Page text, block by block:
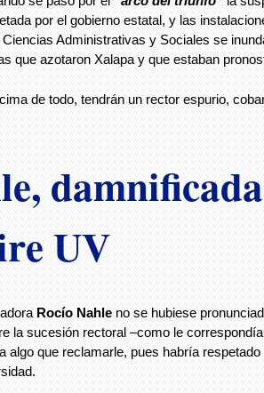
por el gobierno estatal, y las
Ciencias Administrativas y Sociales se
que azotaron Xalapa y que estaban
de todo, tendrán un rector espurio,
UV
Rocío Nahle no se hubiese
la sucesión rectoral –como le
algo que reclamarle, pues habría